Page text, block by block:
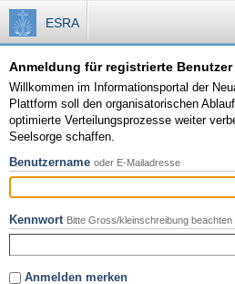
ESRA
Anmeldung für registrierte Benutzer
Willkommen im Informationsportal der
Plattform soll den organisatorischen
optimierte Verteilungsprozesse weiter
Seelsorge schaffen.
Benutzername oder E-Mailadresse
Kennwort Bitte Gross/kleinschreibung beachten
Anmelden merken